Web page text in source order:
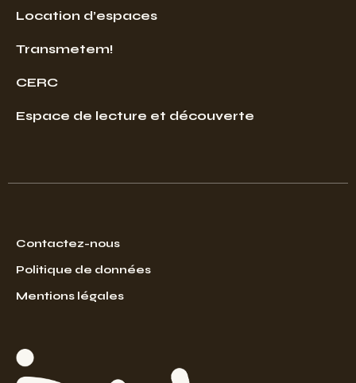
Location d’espaces
Transmetem!
CERC
Espace de lecture et découverte
Contactez-nous
Politique de données
Mentions légales